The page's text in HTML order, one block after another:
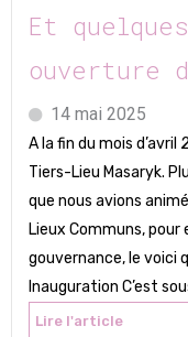
Et
ouverture
14 mai 2025
A la fin du mois d’avril
Tiers-Lieu Masaryk.
que nous avions
Lieux Communs,
gouvernance, le voici
Inauguration C’est
Lire l'article